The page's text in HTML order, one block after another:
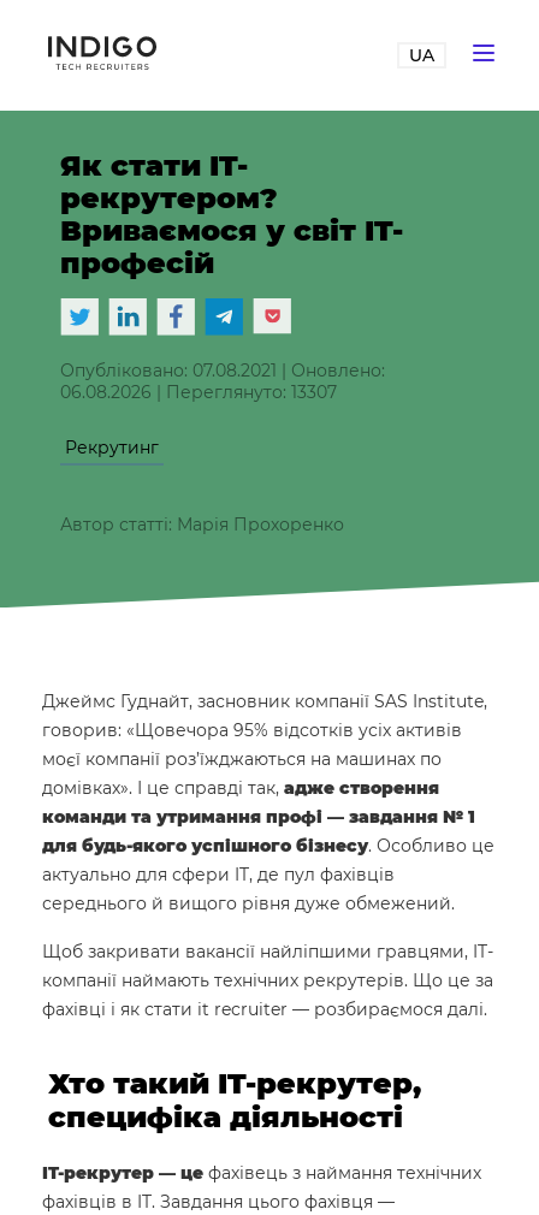
UA
Як стати IT-
рекрутером?
Вриваємося у світ IT-
професій
Опубліковано: 07.08.2021 | Оновлено:
06.08.2026 | Переглянуто: 13307
Рекрутинг
Автор статті: Марія Прохоренко
Джеймс Гуднайт, засновник компанії SAS Institute,
говорив: «Щовечора 95% відсотків усіх активів
моєї компанії роз’їжджаються на машинах по
домівках». І це справді так, адже створення
команди та утримання профі — завдання № 1
для будь-якого успішного бізнесу. Особливо це
актуально для сфери IT, де пул фахівців
середнього й вищого рівня дуже обмежений.
Щоб закривати вакансії найліпшими гравцями, IT-
компанії наймають технічних рекрутерів. Що це за
фахівці і як стати it recruiter — розбираємося далі.
Хто такий IT-рекрутер,
специфіка діяльності
IT-рекрутер — це фахівець з наймання технічних
фахівців в IT. Завдання цього фахівця —